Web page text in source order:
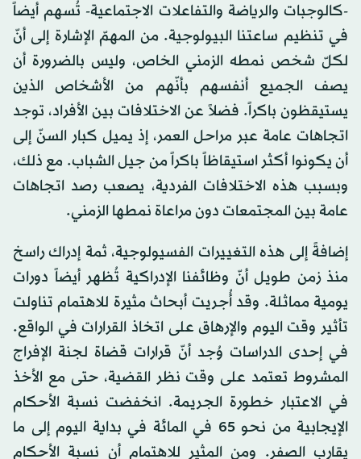
-كالوجبات والرياضة والتفاعلات الاجتماعية- تُسهم أيضاً
في تنظيم ساعتنا البيولوجية. من المهمّ الإشارة إلى أنّ
لكلّ شخص نمطه الزمني الخاص، وليس بالضرورة أن
يصف الجميع أنفسهم بأنّهم من الأشخاص الذين
يستيقظون باكراً. فضلاً عن الاختلافات بين الأفراد، توجد
اتجاهات عامة عبر مراحل العمر، إذ يميل كبار السنّ إلى
أن يكونوا أكثر استيقاظاً باكراً من جيل الشباب. مع ذلك،
وبسبب هذه الاختلافات الفردية، يصعب رصد اتجاهات
عامة بين المجتمعات دون مراعاة نمطها الزمني.
إضافةً إلى هذه التغييرات الفسيولوجية، ثمة إدراك راسخ
منذ زمن طويل أنّ وظائفنا الإدراكية تُظهر أيضاً دورات
يومية مماثلة. وقد أُجريت أبحاث مثيرة للاهتمام تناولت
تأثير وقت اليوم والإرهاق على اتخاذ القرارات في الواقع.
في إحدى الدراسات وُجد أنّ قرارات قضاة لجنة الإفراج
المشروط تعتمد على وقت نظر القضية، حتى مع الأخذ
في الاعتبار خطورة الجريمة. انخفضت نسبة الأحكام
الإيجابية من نحو 65 في المائة في بداية اليوم إلى ما
يقارب الصفر. ومن المثير للاهتمام أن نسبة الأحكام